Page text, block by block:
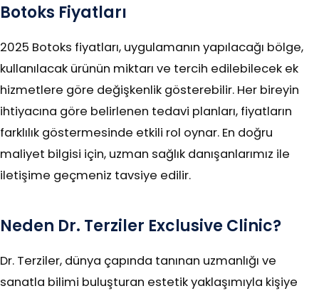
Botoks Fiyatları
2025 Botoks fiyatları, uygulamanın yapılacağı bölge,
kullanılacak ürünün miktarı ve tercih edilebilecek ek
hizmetlere göre değişkenlik gösterebilir. Her bireyin
ihtiyacına göre belirlenen tedavi planları, fiyatların
farklılık göstermesinde etkili rol oynar. En doğru
maliyet bilgisi için, uzman sağlık danışanlarımız ile
iletişime geçmeniz tavsiye edilir.
Neden Dr. Terziler Exclusive Clinic?
Dr. Terziler, dünya çapında tanınan uzmanlığı ve
sanatla bilimi buluşturan estetik yaklaşımıyla kişiye